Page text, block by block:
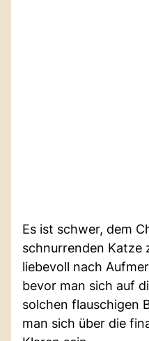
Es ist schwer, dem
schnurrenden Katze
liebevoll nach
bevor man sich auf
solchen flauschigen
man sich über die